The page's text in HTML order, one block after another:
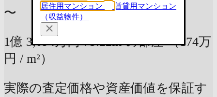
〜
1億 3,094万円 75.22m²の部屋 （174万
円 / m²）
実際の査定価格や資産価値を保証す
居住用マンション
賃貸用マンション
（収益物件）